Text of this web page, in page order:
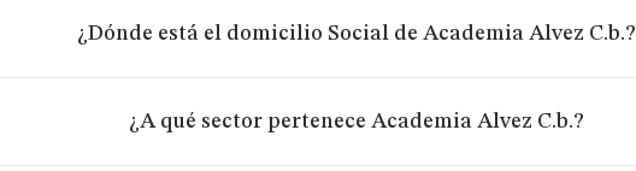
¿Dónde está el domicilio Social de Academia Alvez C.b.?
¿A qué sector pertenece Academia Alvez C.b.?